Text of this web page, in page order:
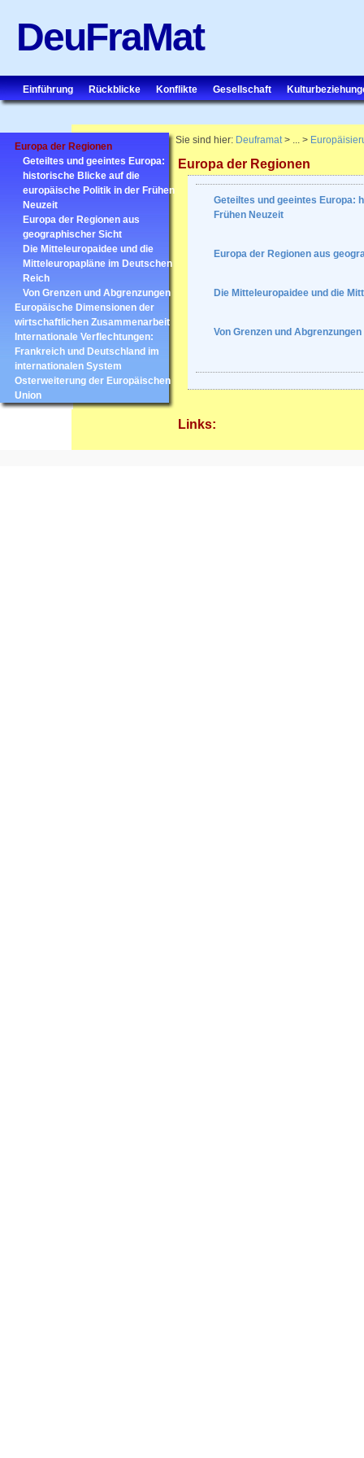
DeuFraMat
Einführung Rückblicke Konflikte Gesellschaft
Europa der Regionen
Geteiltes und geeintes Europa:
historische Blicke auf die
europäische Politik in der Frühen
Neuzeit
Europa der Regionen aus
geographischer Sicht
Die Mitteleuropaidee und die
Mitteleuropapläne im Deutschen
Reich
Von Grenzen und Abgrenzungen
Europäische Dimensionen der
wirtschaftlichen Zusammenarbeit
Internationale Verflechtungen:
Frankreich und Deutschland im
internationalen System
Osterweiterung der Europäischen
Union
Sie sind hier: Deuframat> ... >
Europa der Regionen
Geteiltes und geeintes Europa:
Frühen Neuzeit
Europa der Regionen aus
Die Mitteleuropaidee und die
Von Grenzen und Abgrenzungen
Links: